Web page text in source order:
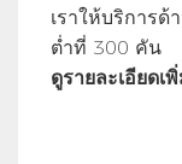
เราให้บริการ
ต่ำที่ 300 คัน
ดูรายละเอียดเ